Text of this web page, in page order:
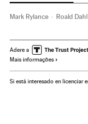
Mark Rylance Roald Dahl
Festivais Cinema
Adere a
Mais informações
Si está interesado en licenciar